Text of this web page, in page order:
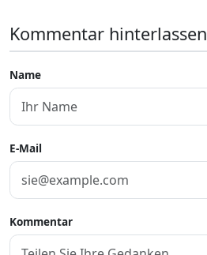
Kommentar hinterlassen
Name
E-Mail
Kommentar